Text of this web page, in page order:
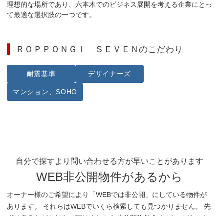
理想的な場所であり、六本木でのビジネス展開を考える企業にとっ
て最適な選択肢の一つです。
ＲＯＰＰＯＮＧＩ ＳＥＶＥＮ のこだわり
耐震基準 デザイナーズ
マンション、SOHO
自分で探すより問い合わせる方が早いことがあります
WEB非公開物件があるから
オーナー様のご希望により「WEBでは非公開」にしている物件が
あります。 それらはWEBでいくら検索しても見つかりません。 先